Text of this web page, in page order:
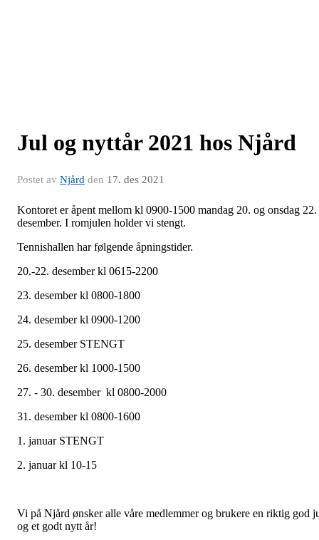
Jul og nyttår 2021 hos Njård
Postet av Njård den 17. des 2021
Kontoret er åpent mellom kl 0900-1500 mandag 20. og onsdag 22.
desember. I romjulen holder vi stengt.
Tennishallen har følgende åpningstider.
20.-22. desember kl 0615-2200
23. desember kl 0800-1800
24. desember kl 0900-1200
25. desember STENGT
26. desember kl 1000-1500
27. - 30. desember kl 0800-2000
31. desember kl 0800-1600
1. januar STENGT
2. januar kl 10-15
Vi på Njård ønsker alle våre medlemmer og brukere en riktig god
og et godt nytt år!